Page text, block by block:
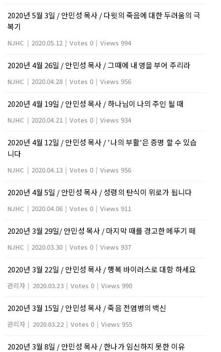
2020년 5월 3일 / 안민성 목사 / 다윗의 죽음에 대한 두려움의 극
복기
NJHC | 2020.05.12 | Votes 0 | Views 994
2020년 4월 26일 / 안민성 목사 / 그때에 내 영을 부어 주리라
NJHC | 2020.04.28 | Votes 0 | Views 956
2020년 4월 19일 / 안민성 목사 / 하나님이 나의 주인 될 때
NJHC | 2020.04.21 | Votes 0 | Views 934
2020년 4월 12일 / 안민성 목사 / '나의 부활'은 증명 할 수 있습
니다
NJHC | 2020.04.13 | Votes 0 | Views 956
2020년 4월 5일 / 안민성 목사 / 성령의 탄식이 위로가 됩니다
NJHC | 2020.04.06 | Votes 0 | Views 911
2020년 3월 29일/ 안민성 목사 / 마지막 때를 경고한 메뚜기 떼
NJHC | 2020.03.30 | Votes 0 | Views 937
2020년 3월 22일 / 안민성 목사 / 행복 바이러스로 대항 하세요
관리자 | 2020.03.23 | Votes 0 | Views 990
2020년 3월 15일 / 안민성 목사 / 죽음 전염병의 백신
관리자 | 2020.03.22 | Votes 0 | Views 955
2020년 3월 8일 / 안민성 목사 / 한나가 임신하지 못한 이유